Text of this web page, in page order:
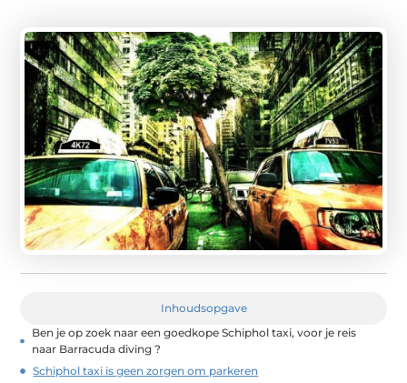
Inhoudsopgave
Ben je op zoek naar een goedkope Schiphol taxi, voor je reis
naar Barracuda diving ?
Schiphol taxi is geen zorgen om parkeren